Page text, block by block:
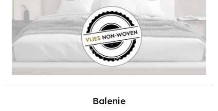
Balenie